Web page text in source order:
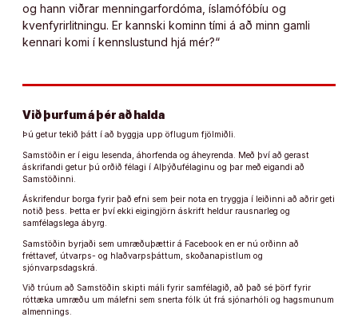
og hann viðrar menningarfordóma, íslamófóbíu og
kvenfyrirlitningu. Er kannski kominn tími á að minn gamli
kennari komi í kennslustund hjá mér?“
Við þurfum á þér að halda
Þú getur tekið þátt í að byggja upp öflugum fjölmiðli.
Samstöðin er í eigu lesenda, áhorfenda og áheyrenda. Með því að gerast
áskrifandi getur þú orðið félagi í Alþýðufélaginu og þar með eigandi að
Samstöðinni.
Áskrifendur borga fyrir það efni sem þeir nota en tryggja í leiðinni að aðrir geti
notið þess. Þetta er því ekki eigingjörn áskrift heldur rausnarleg og
samfélagslega ábyrg.
Samstöðin byrjaði sem umræðuþættir á Facebook en er nú orðinn að
fréttavef, útvarps- og hlaðvarpsþáttum, skoðanapistlum og
sjónvarpsdagskrá.
Við trúum að Samstöðin skipti máli fyrir samfélagið, að það sé þörf fyrir
róttæka umræðu um málefni sem snerta fólk út frá sjónarhóli og hagsmunum
almennings.